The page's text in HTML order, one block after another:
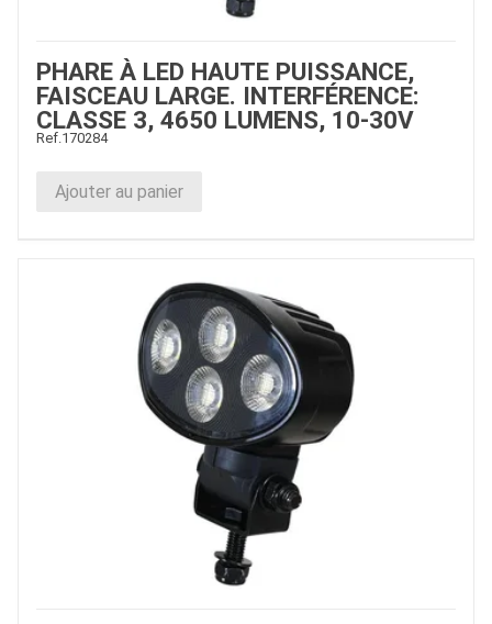
PHARE À LED HAUTE PUISSANCE,
FAISCEAU LARGE. INTERFÉRENCE:
CLASSE 3, 4650 LUMENS, 10-30V
Ref.170284
Ajouter au panier